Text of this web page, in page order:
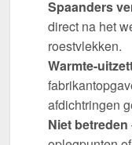
Spaanders
direct na het
roestvlekken.
Warmte-
afdichtringen
Niet betreden